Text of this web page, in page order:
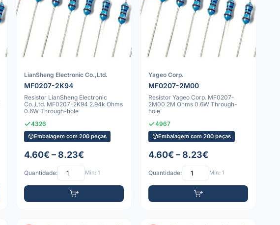
LianSheng Electronic Co.,Ltd.
MF0207-2K94
Resistor LianSheng Electronic
Co.,Ltd. MF0207-2K94 2.94k Ohms
0.6W Through-hole
4326
Embalagem com 200 peças
4.60€ – 8.23€
Quantidade: Mín: 1
Yageo Corp.
MF0207-2M00
Resistor Yageo Corp. MF0207-
2M00 2M Ohms 0.6W Through-
hole
4967
Embalagem com 200 peças
4.60€ – 8.23€
Quantidade: Mín: 1